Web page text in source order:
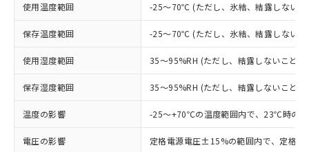
使用温度範囲 -25～70℃ (ただし、氷結、結露しないこ
保存温度範囲 -25～70℃ (ただし、氷結、結露しないこ
使用湿度範囲 35～95%RH (ただし、結露しないこと)
保存湿度範囲 35～95%RH (ただし、結露しないこと)
温度の影響 -25～+70℃の温度範囲内で、23℃時の
電圧の影響 定格電源電圧±15%の範囲内で、定格
ご利用条件
以下の条件をお読みいただき、同意のうえ
ご利用ください。
本サービスは、当社制御機器事業取扱
商品の当社在庫状況および標準価格
(税抜)を提供させていただくもので
対応予定：EU RoHS指令（10物質）の非含
有に対応した製品に切り替える予定のある
商品です。
対応予定なし：EU RoHS指令（10物質）の
非含有に非対応の商品で、対応品を出す予
定はありません。
調査・確認中：EU RoHS指令（10物質）の
非含有の対応状況を調査中または確認中の
非該当品：ライセンス料など無形物で、有
※1 中国RoHS○×表
「○」：最大均質材料含有率が中国RoHSの